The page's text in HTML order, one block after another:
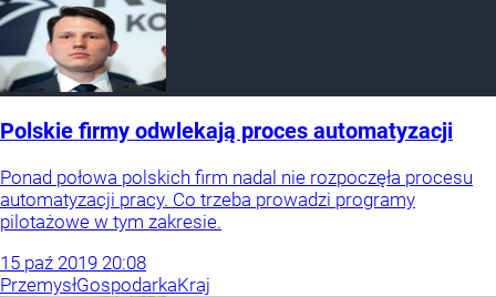
Polskie firmy odwlekają proces automatyzacji
Ponad połowa polskich firm nadal nie rozpoczęła procesu
automatyzacji pracy. Co trzeba prowadzi programy
pilotażowe w tym zakresie.
15 paź 2019 20:08
PrzemysłGospodarkaKraj